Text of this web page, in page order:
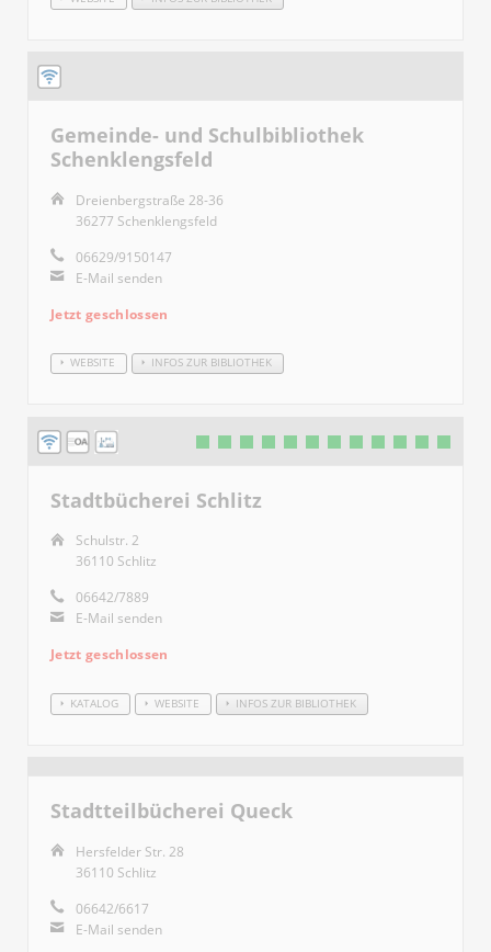
Gemeinde- und Schulbibliothek
Schenklengsfeld
Dreienbergstraße 28-36
36277 Schenklengsfeld
06629/9150147
E-Mail senden
Jetzt geschlossen
WEBSITE INFOS ZUR BIBLIOTHEK
Stadtbücherei Schlitz
Schulstr. 2
36110 Schlitz
06642/7889
E-Mail senden
Jetzt geschlossen
KATALOG WEBSITE INFOS ZUR BIBLIOTHEK
Stadtteilbücherei Queck
Hersfelder Str. 28
36110 Schlitz
06642/6617
E-Mail senden